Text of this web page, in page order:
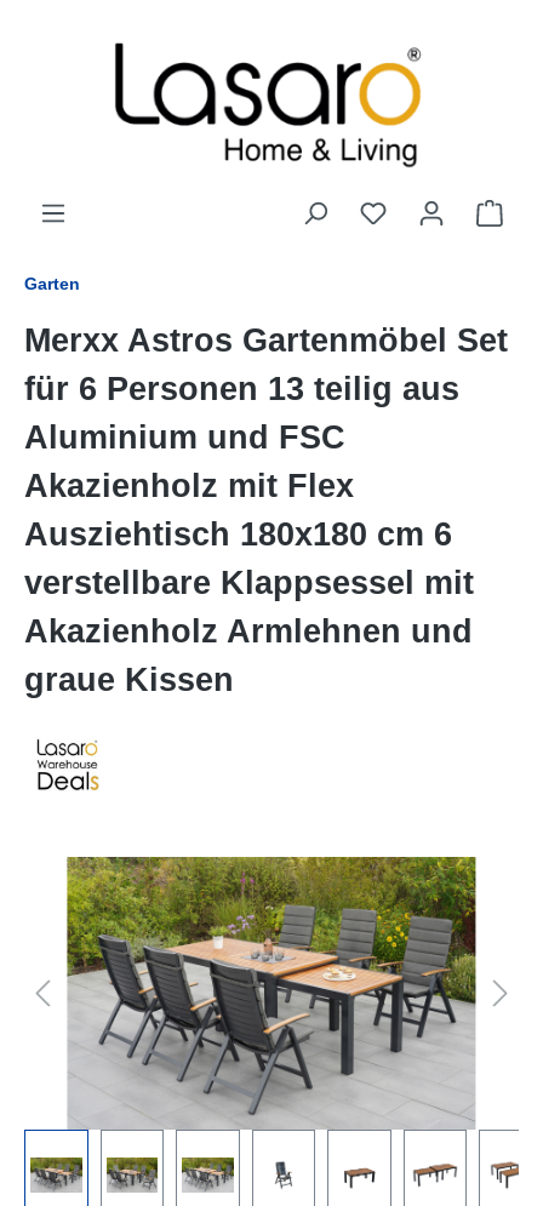
Garten
Merxx Astros Gartenmöbel Set
für 6 Personen 13 teilig aus
Aluminium und FSC
Akazienholz mit Flex
Ausziehtisch 180x180 cm 6
verstellbare Klappsessel mit
Akazienholz Armlehnen und
graue Kissen
Bildergalerie überspringen